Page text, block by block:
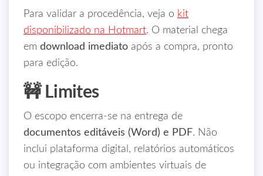
Para validar a procedência, veja o kit
disponibilizado na Hotmart. O material chega
em download imediato após a compra, pronto
para edição.
🚧 Limites
O escopo encerra‑se na entrega de
documentos editáveis (Word) e PDF. Não
inclui plataforma digital, relatórios automáticos
ou integração com ambientes virtuais de